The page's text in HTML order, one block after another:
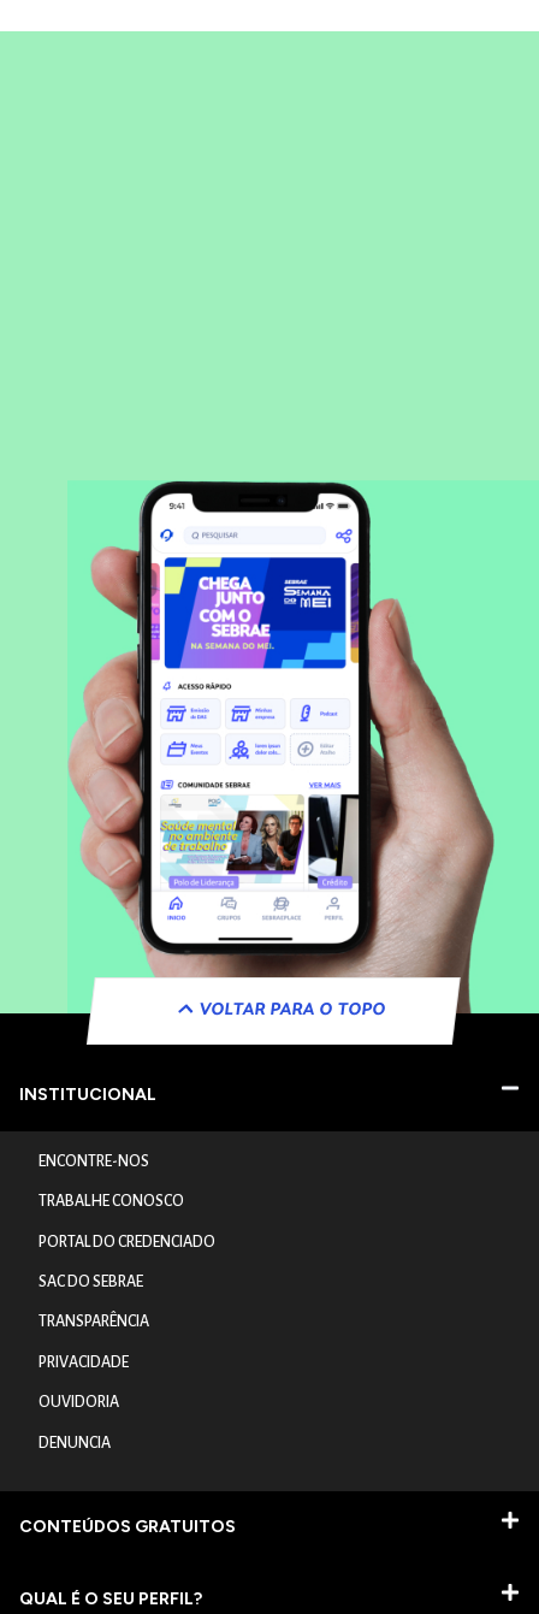
VOLTAR PARA O TOPO
INSTITUCIONAL
ENCONTRE-NOS
TRABALHE CONOSCO
PORTAL DO CREDENCIADO
SAC DO SEBRAE
TRANSPARÊNCIA
PRIVACIDADE
OUVIDORIA
DENUNCIA
CONTEÚDOS GRATUITOS
QUAL É O SEU PERFIL?